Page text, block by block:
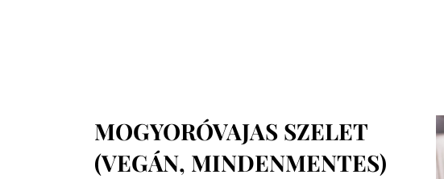
MOGYORÓVAJAS SZELET
(VEGÁN, MINDENMENTES)